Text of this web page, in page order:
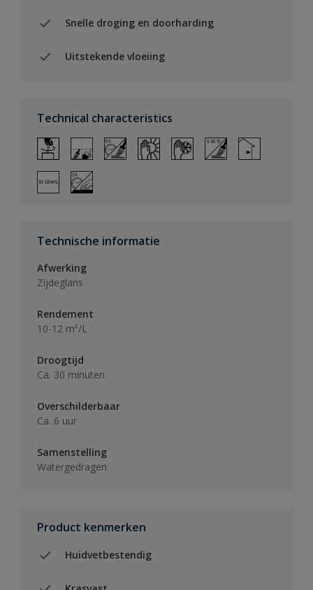
Snelle droging en doorharding
Uitstekende vloeiing
Technical characteristics
Technische informatie
Afwerking
Zijdeglans
Rendement
10-12 m²/L
Droogtijd
Ca. 30 minuten
Overschilderbaar
Ca. 6 uur
Samenstelling
Watergedragen
Product kenmerken
Huidvetbestendig